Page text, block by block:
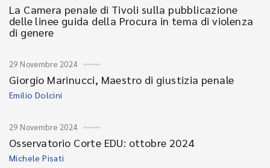
La Camera penale di Tivoli sulla pubblicazione
delle linee guida della Procura in tema di violenza
di genere
29 Novembre 2024
Giorgio Marinucci, Maestro di giustizia penale
Emilio Dolcini
29 Novembre 2024
Osservatorio Corte EDU: ottobre 2024
Michele Pisati